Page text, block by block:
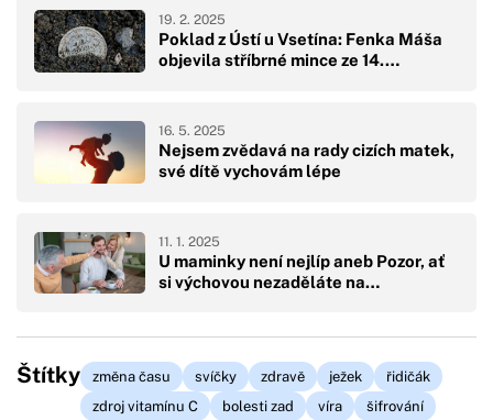
Poklad z Ústí u Vsetína: Fenka Máša
objevila stříbrné mince ze 14.…
19. 2. 2025
Nejsem zvědavá na rady cizích matek,
své dítě vychovám lépe
16. 5. 2025
U maminky není nejlíp aneb Pozor, ať
si výchovou nezaděláte na…
11. 1. 2025
Štítky změna času svíčky zdravě ježek
řidičák
zdroj vitamínu C
bolesti zad víra
šifrování